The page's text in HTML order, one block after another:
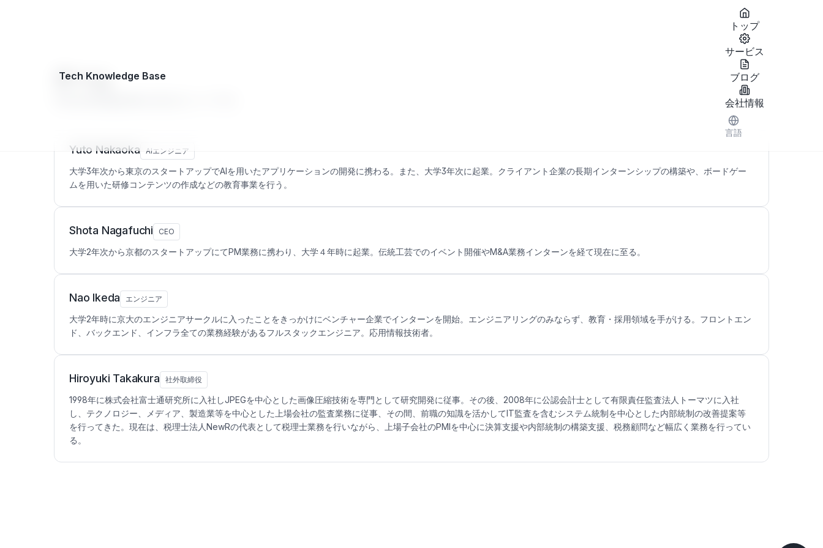
Tech Knowledge Base
トップ
サービス
ブログ
会社情報
言語
チーム
Yuto Nakaoka AIエンジニア
大学3年次から東京のスタートアップでAIを用いたアプリケーションの開発に携わる。また、大学3年次に起業。クライアント企業の長期インターンシップの構築や、ボードゲー
ムを用いた研修コンテンツの作成などの教育事業を行う。
Shota Nagafuchi CEO
大学2年次から京都のスタートアップにてPM業務に携わり、大学４年時に起業。伝統工芸でのイベント開催やM&A業務インターンを経て現在に至る。
Nao Ikeda エンジニア
大学2年時に京大のエンジニアサークルに入ったことをきっかけにベンチャー企業でインターンを開始。エンジニアリングのみならず、教育・採用領域を手がける。フロントエン
ド、バックエンド、インフラ全ての業務経験があるフルスタックエンジニア。応用情報技術者。
Hiroyuki Takakura 社外取締役
1998年に株式会社富士通研究所に入社しJPEGを中心とした画像圧縮技術を専門として研究開発に従事。その後、2008年に公認会計士として有限責任監査法人トーマツに入社
し、テクノロジー、メディア、製造業等を中心とした上場会社の監査業務に従事、その間、前職の知識を活かしてIT監査を含むシステム統制を中心とした内部統制の改善提案等
を行ってきた。現在は、税理士法人NewRの代表として税理士業務を行いながら、上場子会社のPMIを中心に決算支援や内部統制の構築支援、税務顧問など幅広く業務を行ってい
る。